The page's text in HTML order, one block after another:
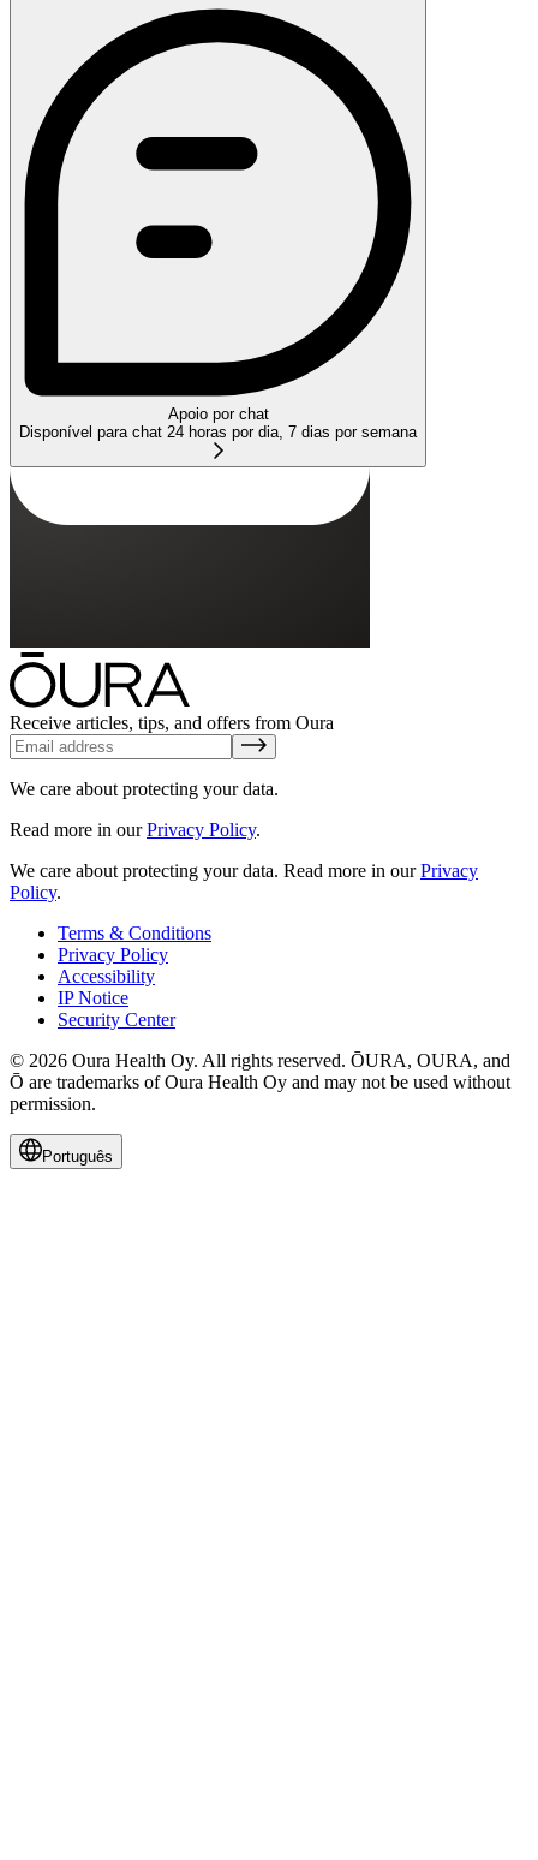
Apoio por chat
Disponível para chat 24 horas por dia, 7 dias por semana
Receive articles, tips, and offers from Oura
We care about protecting your data.
Read more in ourPrivacy Policy.
We care about protecting your data. Read more in ourPrivacy
Policy.
Terms & Conditions
Privacy Policy
Accessibility
IP Notice
Security Center
© 2026 Oura Health Oy. All rights reserved. ŌURA, OURA, and
Ō are trademarks of Oura Health Oy and may not be used without
permission.
Português